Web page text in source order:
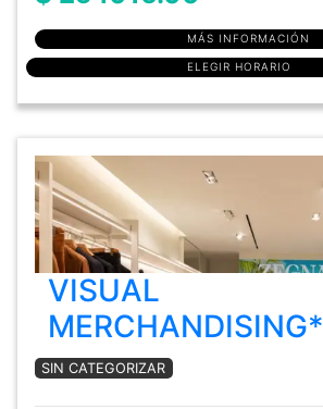
MÁS INFORMACIÓN
ELEGIR HORARIO
VISUAL
MERCHANDISING*
SIN CATEGORIZAR